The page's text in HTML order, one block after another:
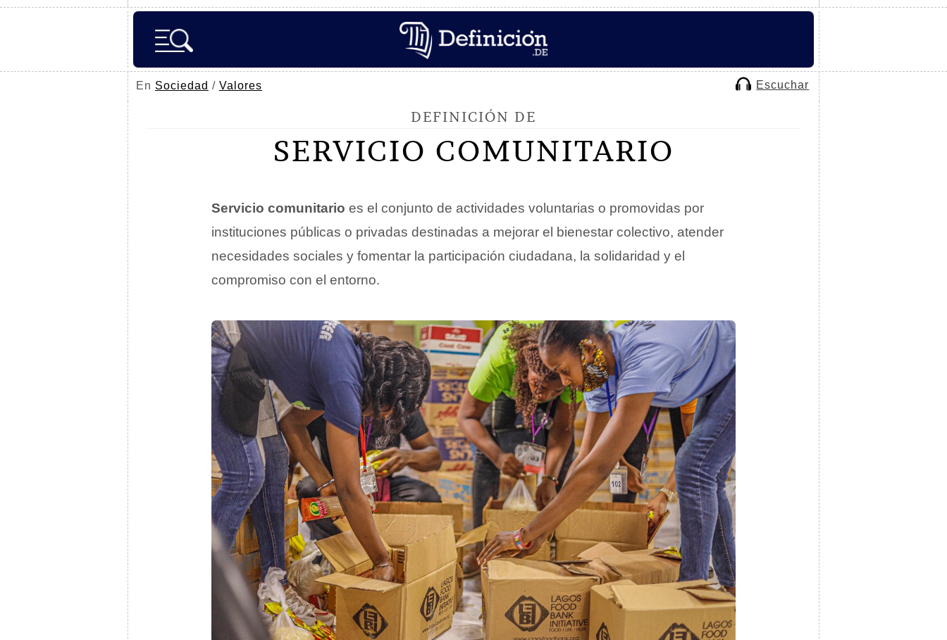
En Sociedad / Valores Escuchar
DEFINICIÓN DE
SERVICIO COMUNITARIO
Servicio comunitario es el conjunto de actividades voluntarias o promovidas por
instituciones públicas o privadas destinadas a mejorar el bienestar colectivo, atender
necesidades sociales y fomentar la participación ciudadana, la solidaridad y el
compromiso con el entorno.